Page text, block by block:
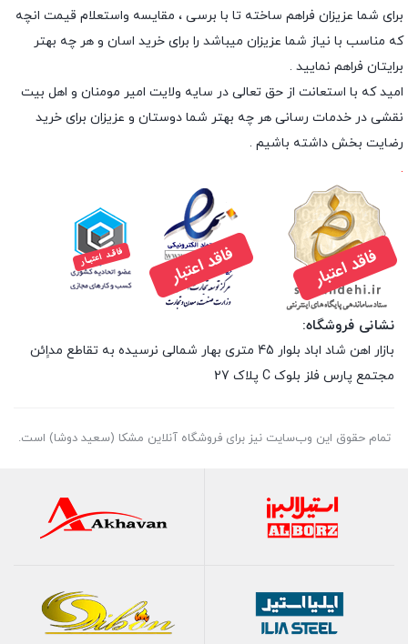
برای شما عزیزان فراهم ساخته تا با برسی ، مقایسه واستعلام قیمت انچه
که مناسب با نیاز شما عزیزان میباشد را برای خرید اسان و هر چه بهتر
برایتان فراهم نمایید .
امید که با استعانت از حق تعالی در سایه ولایت امیر مومنان و اهل بیت
نقشی در خدمات رسانی هر چه بهتر شما دوستان و عزیزان برای خرید
رضایت بخش داشته باشیم .
.
نشانی فروشگاه:
بازار اهن شاد اباد بلوار 45 متری بهار شمالی نرسیده به تقاطع مداِِئن
مجتمع پارس فلز بلوک C پلاک 27
تمام حقوق اين وب‌سايت نیز برای فروشگاه آنلاین مشکا (سعید دوشا) است.